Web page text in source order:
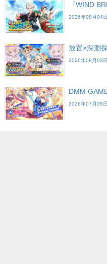
『WIND
2026年08月04日
放置×深淵
2026年08月03日
DMM
2026年07月28日